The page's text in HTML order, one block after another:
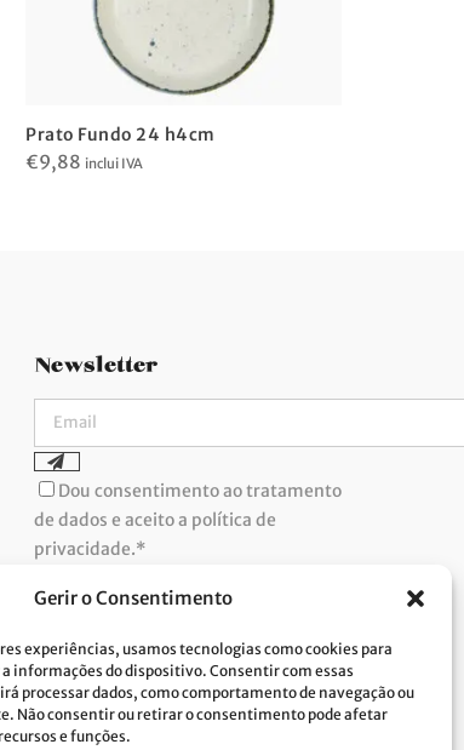
Gerir o Consentimento
experiências, usamos tecnologias como cookies para
informações do dispositivo. Consentir com essas
processar dados, como comportamento de navegação ou
Não consentir ou retirar o consentimento pode afetar
e funções.
Prato Fundo 24 h4cm
€9,88 inclui IVA
Newsletter
Dou consentimento ao tratamento
de dados e aceito a política de
privacidade.*
implementação do RGPD. Para tratarmos os
seus dados pessoais, precisamos do seu
Política de Privacidade.